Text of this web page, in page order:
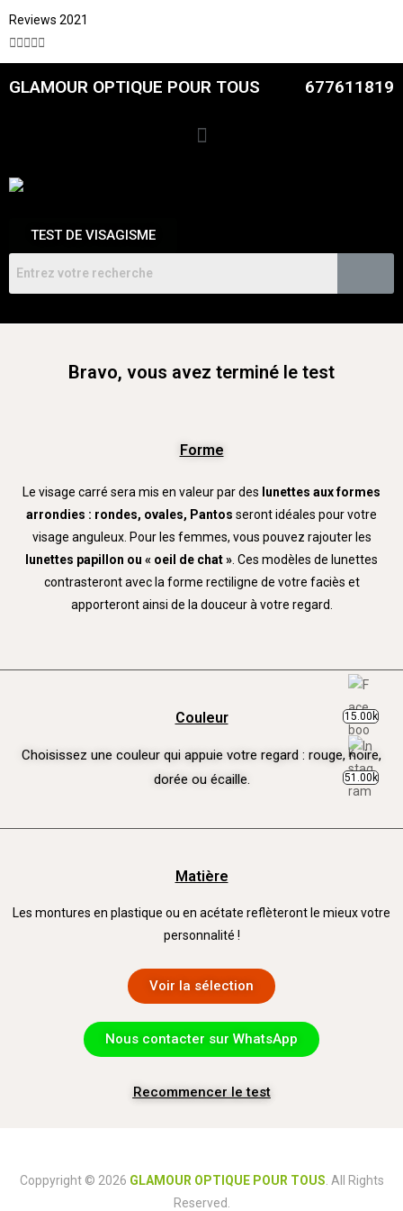
Reviews 2021

GLAMOUR OPTIQUE POUR TOUS 677611819
TEST DE VISAGISME
Bravo, vous avez terminé le test
Forme
Le visage carré sera mis en valeur par des lunettes aux formes
arrondies : rondes, ovales, Pantos seront idéales pour votre
visage anguleux. Pour les femmes, vous pouvez rajouter les
lunettes papillon ou « oeil de chat » . Ces modèles de lunettes
contrasteront avec la forme rectiligne de votre faciès et
apporteront ainsi de la douceur à votre regard.
Couleur
Choisissez une couleur qui appuie votre regard : rouge, noire,
dorée ou écaille.
Matière
Les montures en plastique ou en acétate reflèteront le mieux votre
personnalité !
Voir la sélection
Nous contacter sur WhatsApp
Recommencer le test
Coppyright © 2026 GLAMOUR OPTIQUE POUR TOUS . All Rights
Reserved.
15.00k
51.00k